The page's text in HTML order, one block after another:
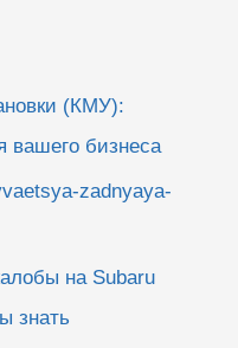
(КМУ):
вашего бизнеса
zadnyaya-
на Subaru
знать